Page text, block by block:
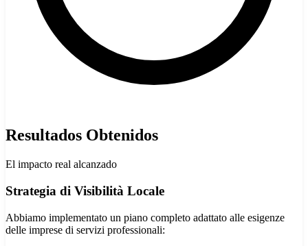
Resultados Obtenidos
El impacto real alcanzado
Strategia di Visibilità Locale
Abbiamo implementato un piano completo adattato alle esigenze
delle imprese di servizi professionali: